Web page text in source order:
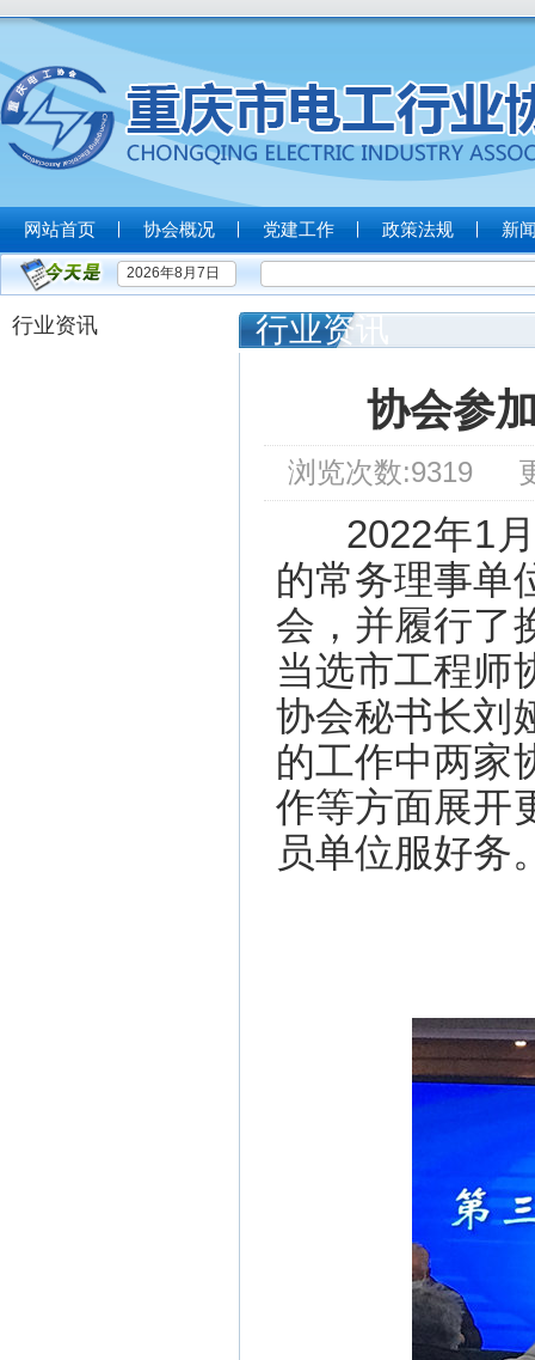
网站首页 协会概况 党建工作 政策法规 新
2026年8月7日
行业资讯 行业资讯
协会参
浏览次数:9319
2022年1
的常务理事单
会，并履行了
当选市工程师
协会秘书长刘
的工作中两家
作等方面展开
员单位服好务